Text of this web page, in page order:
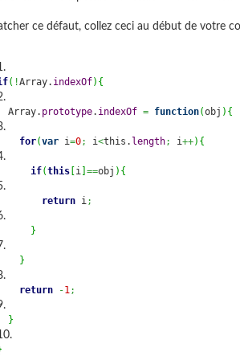
ce défaut, collez ceci au début de votre
( !Array. indexOf) {
Array.
prototype. indexOf = function(obj ) {
for(var i=0; i<this. length; i++) {
if(this i ==obj ) {
return i;
}
}
return -1;
}